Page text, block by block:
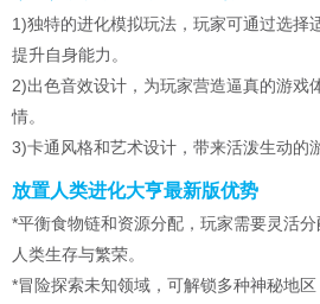
1)独特的进化模拟玩法，玩家可通过选择
提升自身能力。
2)出色音效设计，为玩家营造逼真的游戏
情。
3)卡通风格和艺术设计，带来活泼生动的
放置人类进化大亨最新版优势
*平衡食物链和资源分配，玩家需要灵活
人类生存与繁荣。
*冒险探索未知领域，可解锁多种神秘地区